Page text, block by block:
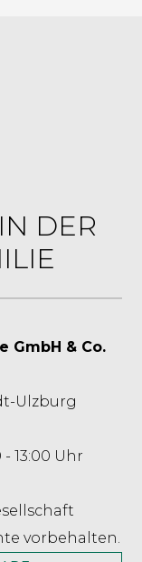
DER
GmbH & Co.
Ulzburg
- 13:00 Uhr
vorbehalten.